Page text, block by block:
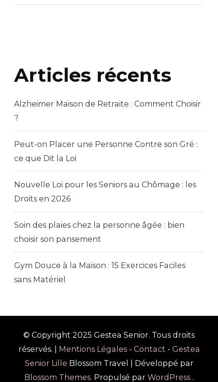
Articles récents
Alzheimer Maison de Retraite : Comment Choisir
?
Peut-on Placer une Personne Contre son Gré :
ce que Dit la Loi
Nouvelle Loi pour les Seniors au Chômage : les
Droits en 2026
Soin des plaies chez la personne âgée : bien
choisir son pansement
Gym Douce à la Maison : 15 Exercices Faciles
sans Matériel
© Copyright 2025 Gestea Senior. Tous droits
réservés. | Mentions Légales- Contact - Gestea
Senior Lille Blossom Travel | Développé par
Blossom Themes. Propulsé par WordPress .